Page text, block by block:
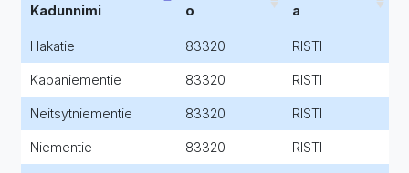
Kadunnimi
o
a
Hakatie 83320 RISTI
Kapaniementie 83320 RISTI
Neitsytniementie 83320 RISTI
Niementie 83320 RISTI